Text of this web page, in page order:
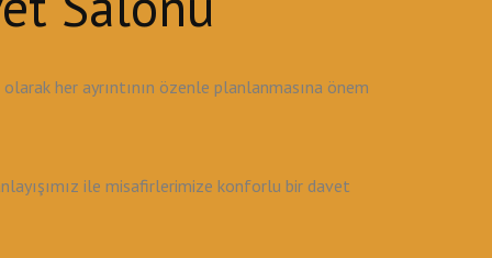
her ayrıntının özenle planlanmasına önem
ile misafirlerimize konforlu bir davet